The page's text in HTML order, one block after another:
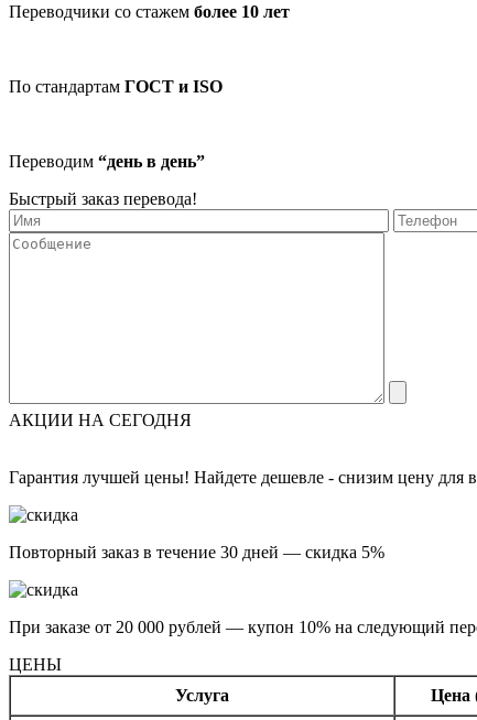
Переводчики со стажем более 10 лет
По стандартам ГОСТ и ISO
Переводим “день в день”
Быстрый заказ перевода!
АКЦИИ НА СЕГОДНЯ
Гарантия лучшей цены! Найдете дешевле - снизим цену для
Повторный заказ в течение 30 дней — скидка 5%
При заказе от 20 000 рублей — купон 10% на следующий
ЦЕНЫ
Услуга
Цена